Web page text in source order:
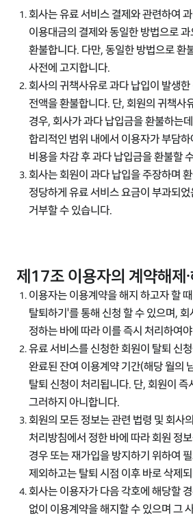
회사는 유료 서비스 결제와 관련하여
이용대금의 결제와 동일한 방법으로
환불합니다. 다만, 동일한 방법으로 환
사전에 고지합니다.
회사의 귀책사유로 과다 납입이 발생
전액을 환불합니다. 단, 회원의 귀책사
경우, 회사가 과다 납입금을 환불하는
합리적인 범위 내에서 이용자가 부담
비용을 차감 후 과다 납입금을 환불할
회사는 회원이 과다 납입을 주장하며
정당하게 유료 서비스 요금이 부과되
거부할 수 있습니다.
제17조 이용자의 계약해제
이용자는 이용계약을 해지 하고자 할 때
탈퇴하기'를 통해 신청 할 수 있으며,
정하는 바에 따라 이를 즉시 처리하여
유료 서비스를 신청한 회원이 탈퇴 신
완료된 잔여 이용계약 기간(해당 월의
탈퇴 신청이 처리됩니다. 단, 회원이
그러하지 아니합니다.
회원의 모든 정보는 관련 법령 및 회사
처리방침에서 정한 바에 따라 회원 정
경우 또는 재가입을 방지하기 위하여
제외하고는 탈퇴 시점 이후 바로 삭제
회사는 이용자가 다음 각호에 해당할
없이 이용계약을 해지할 수 있으며 그